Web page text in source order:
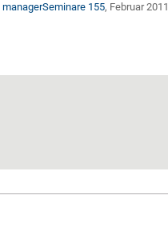
managerSeminare 155, Februar 2011